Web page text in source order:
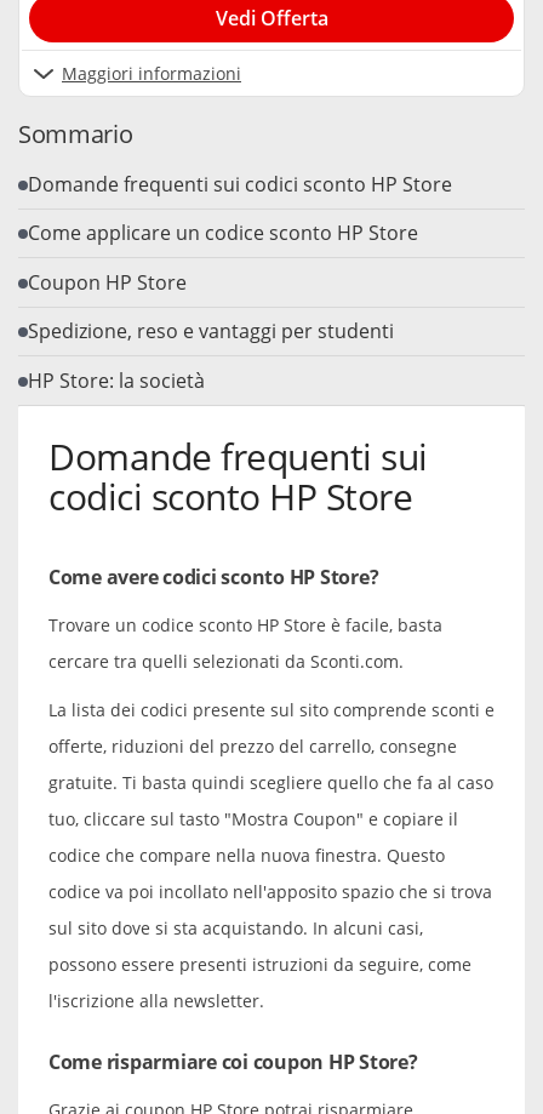
Maggiori informazioni
Vedi Offerta
Sommario
Domande frequenti sui codici sconto HP Store
Come applicare un codice sconto HP Store
Coupon HP Store
Spedizione, reso e vantaggi per studenti
HP Store: la società
Domande frequenti sui
codici sconto HP Store
Come avere codici sconto HP Store?
Trovare un codice sconto HP Store è facile, basta
cercare tra quelli selezionati da Sconti.com.
La lista dei codici presente sul sito comprende sconti e
offerte, riduzioni del prezzo del carrello, consegne
gratuite. Ti basta quindi scegliere quello che fa al caso
tuo, cliccare sul tasto "Mostra Coupon" e copiare il
codice che compare nella nuova finestra. Questo
codice va poi incollato nell'apposito spazio che si trova
sul sito dove si sta acquistando. In alcuni casi,
possono essere presenti istruzioni da seguire, come
l'iscrizione alla newsletter.
Come risparmiare coi coupon HP Store?
Grazie ai coupon HP Store potrai risparmiare